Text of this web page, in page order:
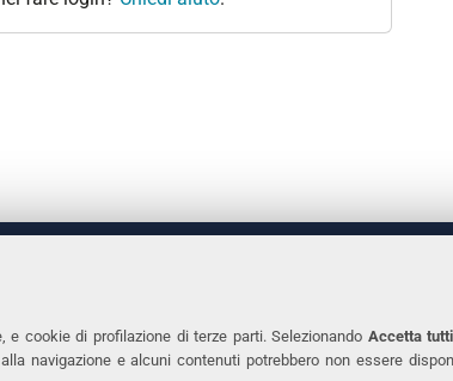
cookie di profilazione di terze parti. Selezionando Accetta
navigazione e alcuni contenuti potrebbero non essere
Ferrara
Tel. +39 0532 293111
Fax. +39 0532 293031